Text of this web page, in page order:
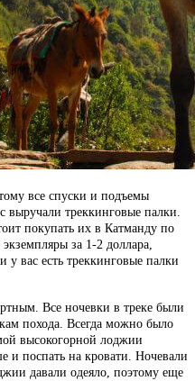
все спуски и подъемы
выручали треккинговые палки.
покупать их в Катманду по
за 1-2 доллара,
у вас есть треккинговые палки
Все ночевки в треке были
похода. Всегда можно было
высокогорной лоджии
и поспать на кровати. Ночевали
давали одеяло, поэтому еще